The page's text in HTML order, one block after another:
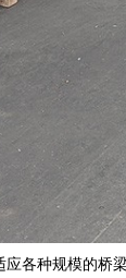
各种规模的桥